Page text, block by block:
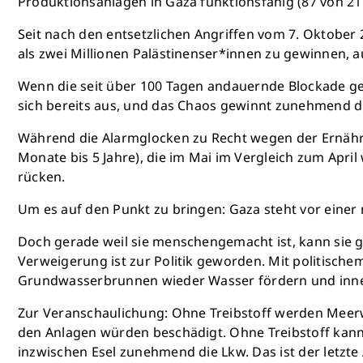
Seit nach den entsetzlichen Angriffen vom 7.
als zwei Millionen Palästinenser*innen zu gewinnen,
Wenn die seit über 100 Tagen andauernde Blockade
sich bereits aus, und das Chaos gewinnt zunehmend
Während die Alarmglocken zu Recht wegen der
Monate bis 5 Jahre), die im Mai im Vergleich zum
rücken.
Um es auf den Punkt zu bringen: Gaza steht vor
Doch gerade weil sie menschengemacht ist, kann
Verweigerung ist zur Politik geworden. Mit
Grundwasserbrunnen wieder Wasser fördern und
Zur Veranschaulichung: Ohne Treibstoff werden
den Anlagen würden beschädigt. Ohne Treibstoff
inzwischen Esel zunehmend die Lkw. Das ist der